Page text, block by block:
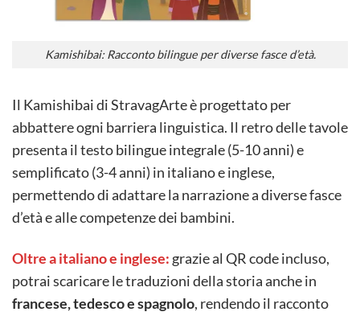
Kamishibai: Racconto bilingue per diverse fasce d’età.
Il Kamishibai di StravagArte è progettato per
abbattere ogni barriera linguistica. Il retro delle tavole
presenta il testo bilingue integrale (5-10 anni) e
semplificato (3-4 anni) in italiano e inglese,
permettendo di adattare la narrazione a diverse fasce
d’età e alle competenze dei bambini.
Oltre a italiano e inglese: grazie al QR code incluso,
potrai scaricare le traduzioni della storia anche in
francese, tedesco e spagnolo, rendendo il racconto